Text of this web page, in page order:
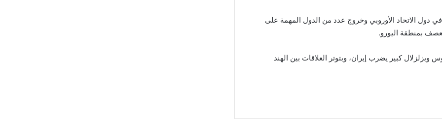
دول الاتحاد الأوروبي وخروج عدد من الدول المهمة على
تعصف بمنطقة اليورو.
وبزلزلال كبير يضرب إيران، وبتوتر العلاقات بين الهند